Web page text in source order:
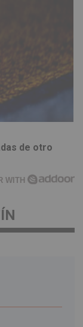
de otro
WITH